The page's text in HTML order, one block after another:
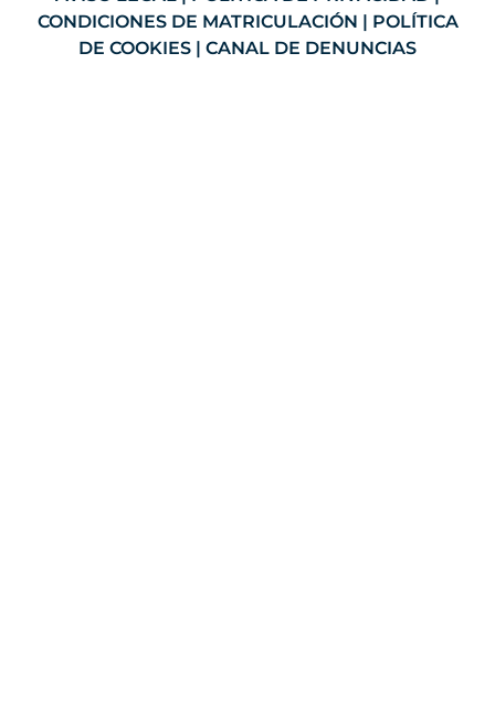
CONDICIONES DE MATRICULACIÓN | POLÍTICA
DE COOKIES | CANAL DE DENUNCIAS